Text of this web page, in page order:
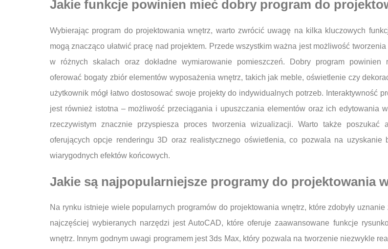
Jakie funkcje powinien mieć dobry program do
Wybierając program do projektowania wnętrz, warto zwrócić uwagę na kilka kluczowych
mogą znacząco ułatwić pracę nad projektem. Przede wszystkim ważna jest możliwość
w różnych skalach oraz dokładne wymiarowanie pomieszczeń. Dobry program powinien
oferować bogaty zbiór elementów wyposażenia wnętrz, takich jak meble, oświetlenie czy
użytkownik mógł łatwo dostosować swoje projekty do indywidualnych potrzeb. Interaktywność
jest również istotna – możliwość przeciągania i upuszczania elementów oraz ich edytowania
rzeczywistym znacznie przyspiesza proces tworzenia wizualizacji. Warto także poszukać
oferujących opcje renderingu 3D oraz realistycznego oświetlenia, co pozwala na uzyskanie
wiarygodnych efektów końcowych.
Jakie są najpopularniejsze programy do projektowania
Na rynku istnieje wiele popularnych programów do projektowania wnętrz, które zdobyły
najczęściej wybieranych narzędzi jest AutoCAD, które oferuje zaawansowane funkcje
wnętrz. Innym godnym uwagi programem jest 3ds Max, który pozwala na tworzenie niezwykle